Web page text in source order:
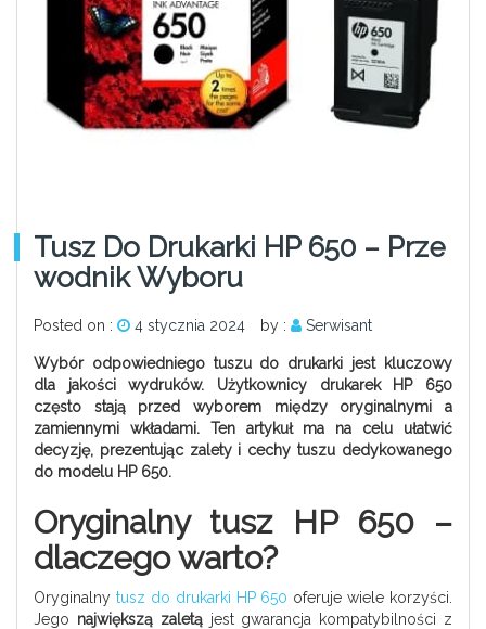
Tusz Do Drukarki HP 650 – Prze
Wodnik Wyboru
Posted on : 4 stycznia 2024 by : Serwisant
Wybór odpowiedniego tuszu do drukarki jest kluczowy
dla jakości wydruków. Użytkownicy drukarek HP 650
często stają przed wyborem między oryginalnymi a
zamiennymi wkładami. Ten artykuł ma na celu ułatwić
decyzję, prezentując zalety i cechy tuszu dedykowanego
do modelu HP 650.
Oryginalny tusz HP 650 –
dlaczego warto?
Oryginalny tusz do drukarki HP 650 oferuje wiele korzyści.
Jego największą zaletąjest gwarancja kompatybilności z